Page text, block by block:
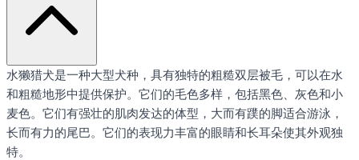
水獭猎犬是一种大型犬种，具有独特的粗糙双层被毛，可以在水
和粗糙地形中提供保护。它们的毛色多样，包括黑色、灰色和小
麦色。它们有强壮的肌肉发达的体型，大而有蹼的脚适合游泳，
长而有力的尾巴。它们的表现力丰富的眼睛和长耳朵使其外观独
特。